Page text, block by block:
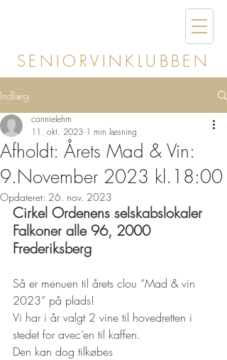
SENIORVINKLUBBEN
Indlæg
Afholdt: Årets Mad & Vin:
9.November 2023 kl.18:00
connielehm
11. okt. 2023 1 min læsning
Opdateret: 26. nov. 2023
Cirkel Ordenens selskabslokaler
Falkoner alle 96, 2000
Frederiksberg
Så er menuen til årets clou “Mad & vin
2023” på plads!
Vi har i år valgt 2 vine til hovedretten i
stedet for avec’en til kaffen.
Den kan dog tilkøbes